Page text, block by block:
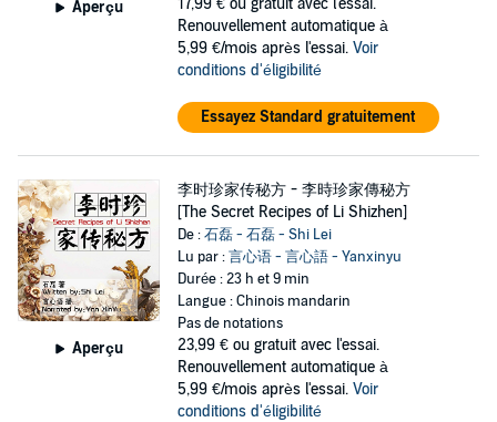
Aperçu 17,99 € ou gratuit avec l'essai.
Renouvellement automatique à
5,99 €/mois après l'essai. Voir
conditions d'éligibilité
Essayez Standard gratuitement
Aperçu
李时珍家传秘方 - 李時珍家傳秘方
[The Secret Recipes of Li Shizhen]
De :石磊 - 石磊 - Shi Lei
Lu par :言心语 - 言心語 - Yanxinyu
Durée : 23 h et 9 min
Langue : Chinois mandarin
Pas de notations
23,99 € ou gratuit avec l'essai.
Renouvellement automatique à
5,99 €/mois après l'essai. Voir
conditions d'éligibilité